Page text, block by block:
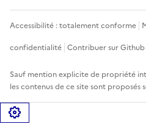
Accessibilité : totalement conforme
confidentialité Contribuer sur Github
Sauf mention explicite de propriété
les contenus de ce site sont proposés
Gérer les cookies